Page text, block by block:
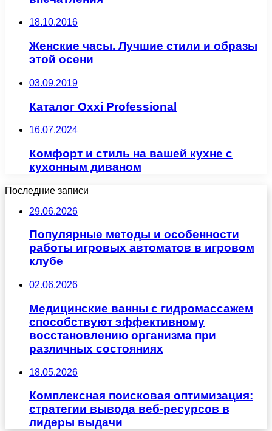
18.10.2016
Женские часы. Лучшие стили и образы
этой осени
03.09.2019
Каталог Oxxi Professional
16.07.2024
Комфорт и стиль на вашей кухне с
кухонным диваном
Последние записи
29.06.2026
Популярные методы и особенности
работы игровых автоматов в игровом
клубе
02.06.2026
Медицинские ванны с гидромассажем
способствуют эффективному
восстановлению организма при
различных состояниях
18.05.2026
Комплексная поисковая оптимизация:
стратегии вывода веб-ресурсов в
лидеры выдачи